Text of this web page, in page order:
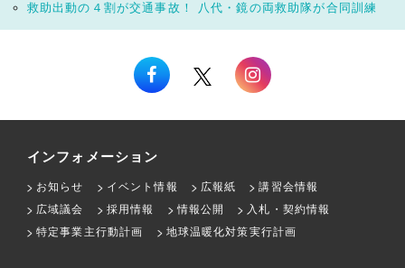
救助出動の４割が交通事故！ 八代・鏡の両救助隊が合同訓練
インフォメーション
お知らせ イベント情報 広報紙
講習会情報
広域議会
採用情報 情報公開
入札・契約情報
特定事業主行動計画
地球温暖化対策実行計画